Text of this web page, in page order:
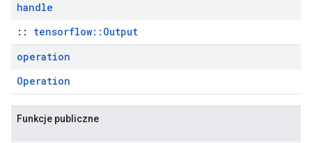
handle
:: tensorflow::Output
operation
Operation
Funkcje publiczne